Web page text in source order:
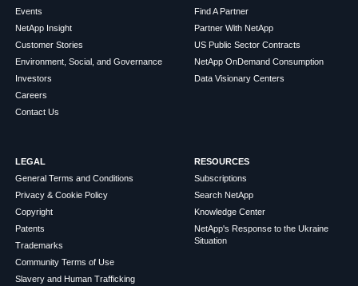
Events
NetApp Insight
Customer Stories
Environment, Social, and Governance
Investors
Careers
Contact Us
Find A Partner
Partner With NetApp
US Public Sector Contracts
NetApp OnDemand Consumption
Data Visionary Centers
LEGAL
General Terms and Conditions
Privacy & Cookie Policy
Copyright
Patents
Trademarks
Community Terms of Use
Slavery and Human Trafficking
RESOURCES
Subscriptions
Search NetApp
Knowledge Center
NetApp's Response to the Ukraine
Situation